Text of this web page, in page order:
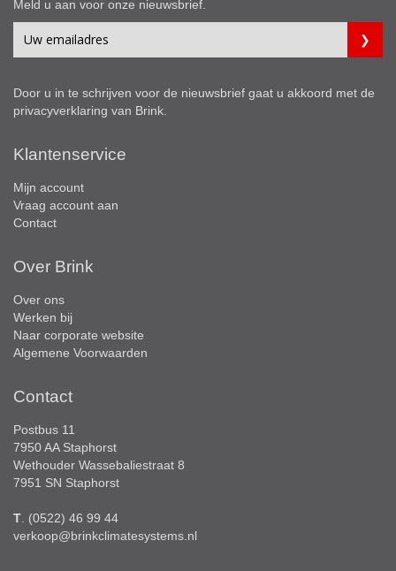
Meld u aan voor onze nieuwsbrief.
Door u in te schrijven voor de nieuwsbrief gaat u akkoord met de
privacyverklaring van Brink.
Klantenservice
Mijn account
Vraag account aan
Contact
Over Brink
Over ons
Werken bij
Naar corporate website
Algemene Voorwaarden
Contact
Postbus 11
7950 AA Staphorst
Wethouder Wassebaliestraat 8
7951 SN Staphorst
T . (0522) 46 99 44
verkoop@brinkclimatesystems.nl